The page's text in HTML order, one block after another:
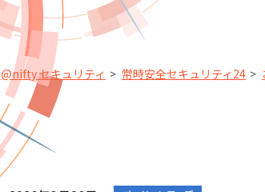
@nifty セキュリティ 常時安全セキュリティ24